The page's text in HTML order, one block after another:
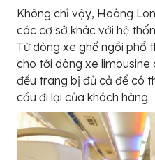
Không chỉ vậy, Hoàng
các cơ sở khác với hệ
Từ dòng xe ghế ngồi phổ
cho tới dòng xe
đều trang bị đủ cả để có
cầu đi lại của khách hàng.